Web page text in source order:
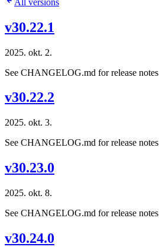
v30.22.1
2025. okt. 2.
See CHANGELOG.md for release notes
v30.22.2
2025. okt. 3.
See CHANGELOG.md for release notes
v30.23.0
2025. okt. 8.
See CHANGELOG.md for release notes
v30.24.0